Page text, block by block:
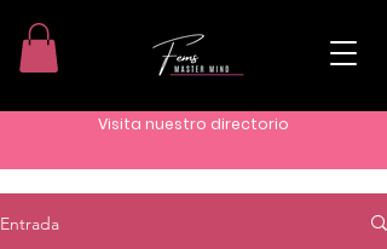
Visita nuestro directorio
Entrada